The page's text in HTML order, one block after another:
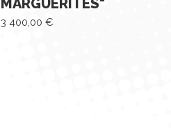
MARGUERITES"
3 400,00 €